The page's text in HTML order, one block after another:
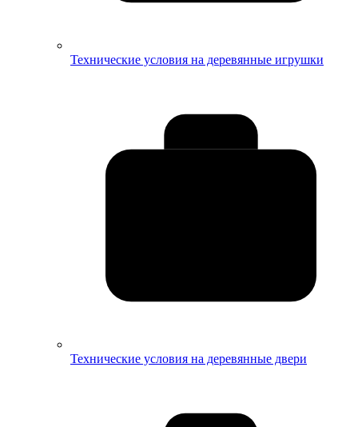
Технические условия на деревянные игрушки
Технические условия на деревянные двери